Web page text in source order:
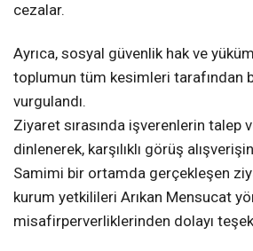
cezalar.
Ayrıca, sosyal güvenlik hak ve
toplumun tüm kesimleri tarafından
vurgulandı.
Ziyaret sırasında işverenlerin talep
dinlenerek, karşılıklı görüş
Samimi bir ortamda gerçekleşen
kurum yetkilileri Arıkan Mensucat
misafirperverliklerinden dolayı